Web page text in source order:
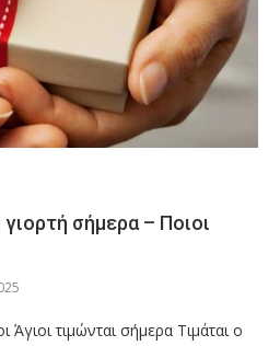
σήμερα – Ποιοι
τιμώνται σήμερα Τιμάται ο